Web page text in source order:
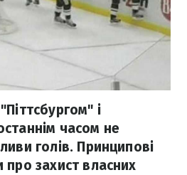
і
часом не
голів. Принципові
про захист власних